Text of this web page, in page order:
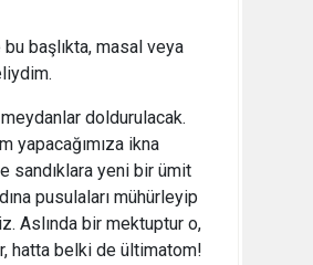
başlıkta, masal veya
meydanlar doldurulacak.
yapacağımıza ikna
sandıklara yeni bir ümit
pusulaları mühürleyip
Aslında bir mektuptur o,
hatta belki de ültimatom!